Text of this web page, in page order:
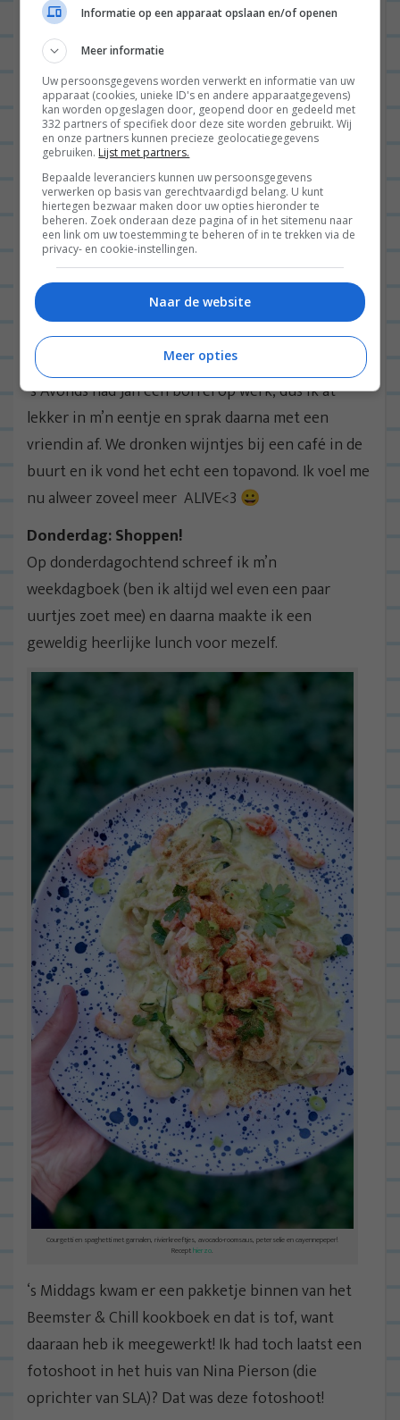
Dotje heeft ook zin om het leven te vieren
‘s Avonds had Jan een borrel op werk, dus ik at
lekker in m’n eentje en sprak daarna met een
vriendin af. We dronken wijntjes bij een café in de
buurt en ik vond het echt een topavond. Ik voel me
nu alweer zoveel meer ALIVE<3 😀
Donderdag: Shoppen!
Op donderdagochtend schreef ik m’n
weekdagboek (ben ik altijd wel even een paar
uurtjes zoet mee) en daarna maakte ik een
geweldig heerlijke lunch voor mezelf.
Courgetti en spaghetti met garnalen, rivierkreeftjes, avocado-roomsaus, peterselie en cayennepeper!
Recepthierzo.
‘s Middags kwam er een pakketje binnen van het
Beemster & Chill kookboek en dat is tof, want
daaraan heb ik meegewerkt! Ik had toch laatst een
fotoshoot in het huis van Nina Pierson (die
oprichter van SLA)? Dat was deze fotoshoot!
Informatie op een apparaat opslaan en/of openen
Meer informatie
Uw persoonsgegevens worden verwerkt en informatie van uw
apparaat (cookies, unieke ID's en andere apparaatgegevens)
kan worden opgeslagen door, geopend door en gedeeld met
332 partners of specifiek door deze site worden gebruikt. Wij
en onze partners kunnen precieze geolocatiegegevens
gebruiken. Lijst met partners.
Bepaalde leveranciers kunnen uw persoonsgegevens
verwerken op basis van gerechtvaardigd belang. U kunt
hiertegen bezwaar maken door uw opties hieronder te
beheren. Zoek onderaan deze pagina of in het sitemenu naar
een link om uw toestemming te beheren of in te trekken via de
privacy- en cookie-instellingen.
Naar de website
Meer opties